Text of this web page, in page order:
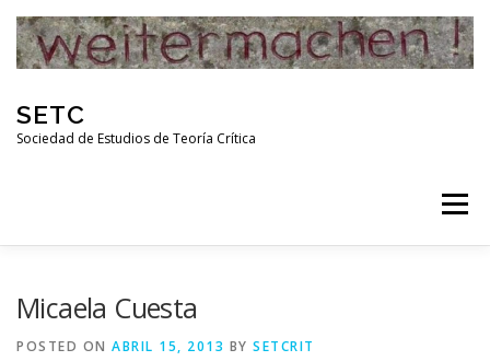
content
SETC
Sociedad de Estudios de Teoría Crítica
Menu
Micaela Cuesta
POSTED ON ABRIL 15, 2013 BY SETCRIT